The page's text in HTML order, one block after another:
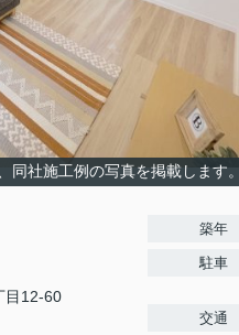
同社施工例の写真を掲載します。
目12-60
築年
駐車
交通